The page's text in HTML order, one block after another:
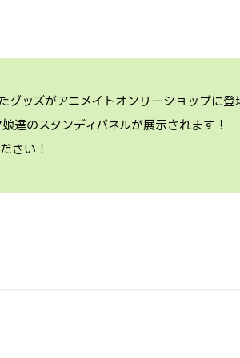
グッズがアニメイトオンリーショップに登
達のスタンディパネルが展示されます！
さい！